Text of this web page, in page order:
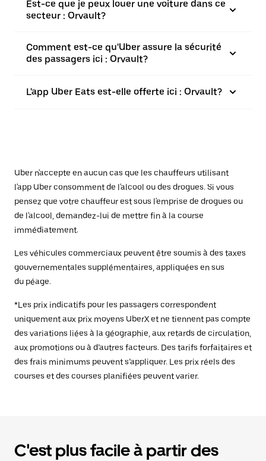
Est-ce que je peux louer une voiture dans ce
secteur : Orvault?
Comment est-ce qu'Uber assure la sécurité
des passagers ici : Orvault?
L'app Uber Eats est-elle offerte ici : Orvault?
Uber n'accepte en aucun cas que les chauffeurs utilisant
l'app Uber consomment de l'alcool ou des drogues. Si vous
pensez que votre chauffeur est sous l'emprise de drogues ou
de l'alcool, demandez-lui de mettre fin à la course
immédiatement.
Les véhicules commerciaux peuvent être soumis à des taxes
gouvernementales supplémentaires, appliquées en sus
du péage.
*Les prix indicatifs pour les passagers correspondent
uniquement aux prix moyens UberX et ne tiennent pas compte
des variations liées à la géographie, aux retards de circulation,
aux promotions ou à d’autres facteurs. Des tarifs forfaitaires et
des frais minimums peuvent s’appliquer. Les prix réels des
courses et des courses planifiées peuvent varier.
C'est plus facile à partir des